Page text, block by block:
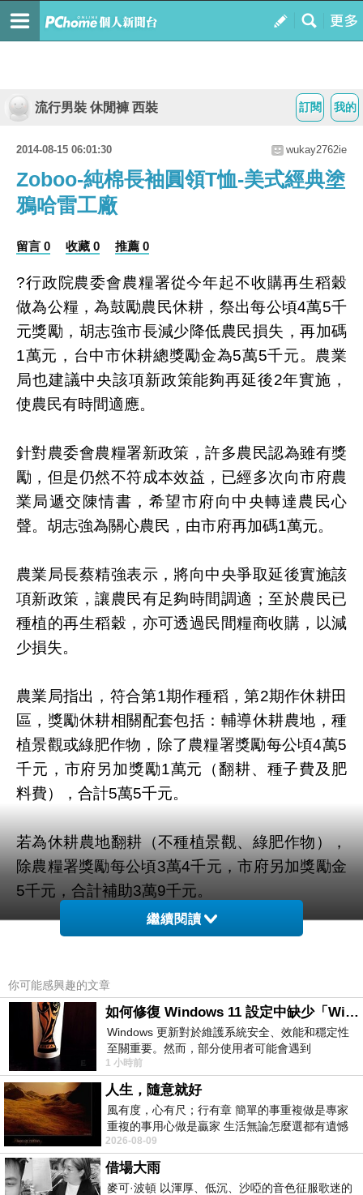
我的
訂閱
流行男裝 休閒褲 西裝
2014-08-15 06:01:30 wukay2762ie
Zoboo-純棉長袖圓領T恤-美式經典塗
鴉哈雷工廠
留言 0 收藏 0 推薦 0
?行政院農委會農糧署從今年起不收購再生稻穀
做為公糧，為鼓勵農民休耕，祭出每公頃4萬5千
元獎勵，胡志強市長減少降低農民損失，再加碼
1萬元，台中市休耕總獎勵金為5萬5千元。農業
局也建議中央該項新政策能夠再延後2年實施，
使農民有時間適應。
針對農委會農糧署新政策，許多農民認為雖有獎
勵，但是仍然不符成本效益，已經多次向市府農
業局遞交陳情書，希望市府向中央轉達農民心
聲。胡志強為關心農民，由市府再加碼1萬元。
農業局長蔡精強表示，將向中央爭取延後實施該
項新政策，讓農民有足夠時間調適；至於農民已
種植的再生稻穀，亦可透過民間糧商收購，以減
少損失。
農業局指出，符合第1期作種稻，第2期作休耕田
區，獎勵休耕相關配套包括：輔導休耕農地，種
植景觀或綠肥作物，除了農糧署獎勵每公頃4萬5
千元，市府另加獎勵1萬元（翻耕、種子費及肥
料費），合計5萬5千元。
若為休耕農地翻耕（不種植景觀、綠肥作物），
除農糧署獎勵每公頃3萬4千元，市府另加獎勵金
5千元，合計補助3萬9千元。
另外，農業局對台中市符合第1期作種稻，第2期
區，約有1949公頃，亦比照增加獎勵金。
Zoboo-純棉長袖圓領T恤-美式經典塗鴉哈雷工廠
商品網址:
https://tw.partner.buy.yahoo.com:443/gd/buy?
mcode=MV92TVFFTzVWMmdNZWZLK1l4cGd
繼續閱讀
你可能感興趣的文章
如何修復 Windows 11 設定中缺少「Windows 更新」？
Windows 更新對於維護系統安全、效能和穩定性
至關重要。然而，部分使用者可能會遇到
Windows 11 設定應用程式中缺少「Windows 更
新」
1 小時前
人生，隨意就好
風有度，心有尺；行有章 簡單的事重複做是專家
重複的事用心做是贏家 生活無論怎麼選都有遺憾
所以開心就好 生活不會辜負認真
2026-08-09
借場大雨
麥可·波頓 以渾厚、低沉、沙啞的音色征服歌迷的